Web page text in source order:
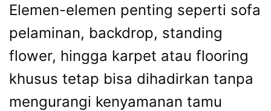
Elemen-elemen penting seperti sofa
pelaminan, backdrop, standing
flower, hingga karpet atau flooring
khusus tetap bisa dihadirkan tanpa
mengurangi kenyamanan tamu